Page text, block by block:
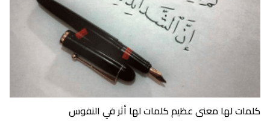
كلمات لها معنى عظيم كلمات لها أثر في النفوس